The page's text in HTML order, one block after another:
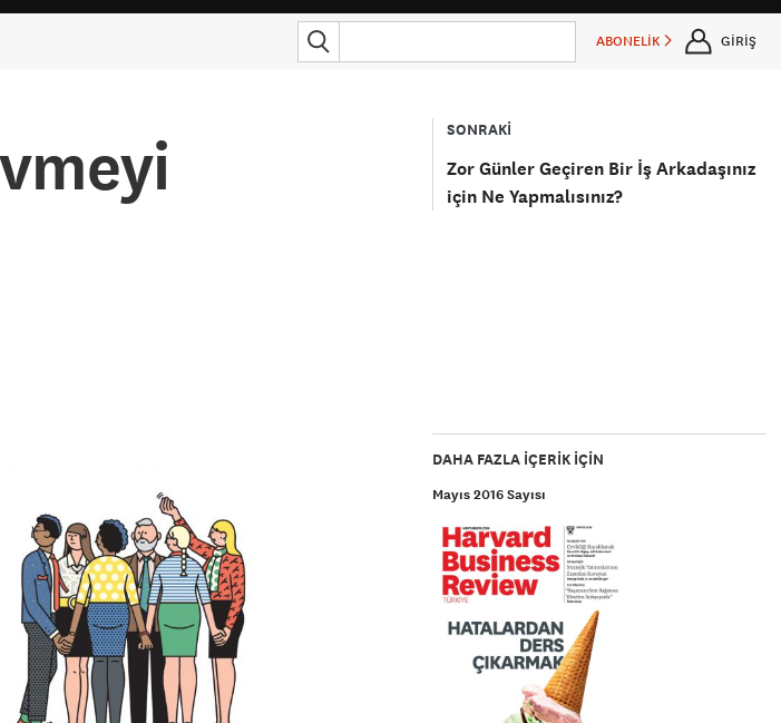
ABONELİK GİRİŞ
SONRAKİ
Zor Günler Geçiren Bir İş Arkadaşınız
için Ne Yapmalısınız?
DAHA FAZLA IÇERIK IÇIN
Mayıs 2016 Sayısı